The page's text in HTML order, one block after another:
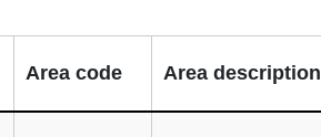
Area code Area description